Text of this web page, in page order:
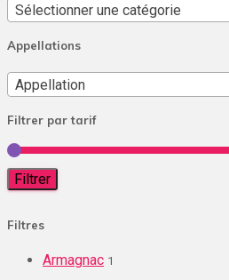
Sélectionner une catégorie
Appellations
Appellation
Filtrer par tarif
Filtrer
Filtres
Armagnac 1